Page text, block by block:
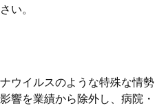
い。
ウイルスのような特殊な情勢
響を業績から除外し、病院・